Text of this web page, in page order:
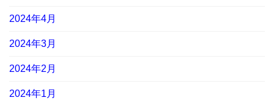
2024年4月
2024年3月
2024年2月
2024年1月